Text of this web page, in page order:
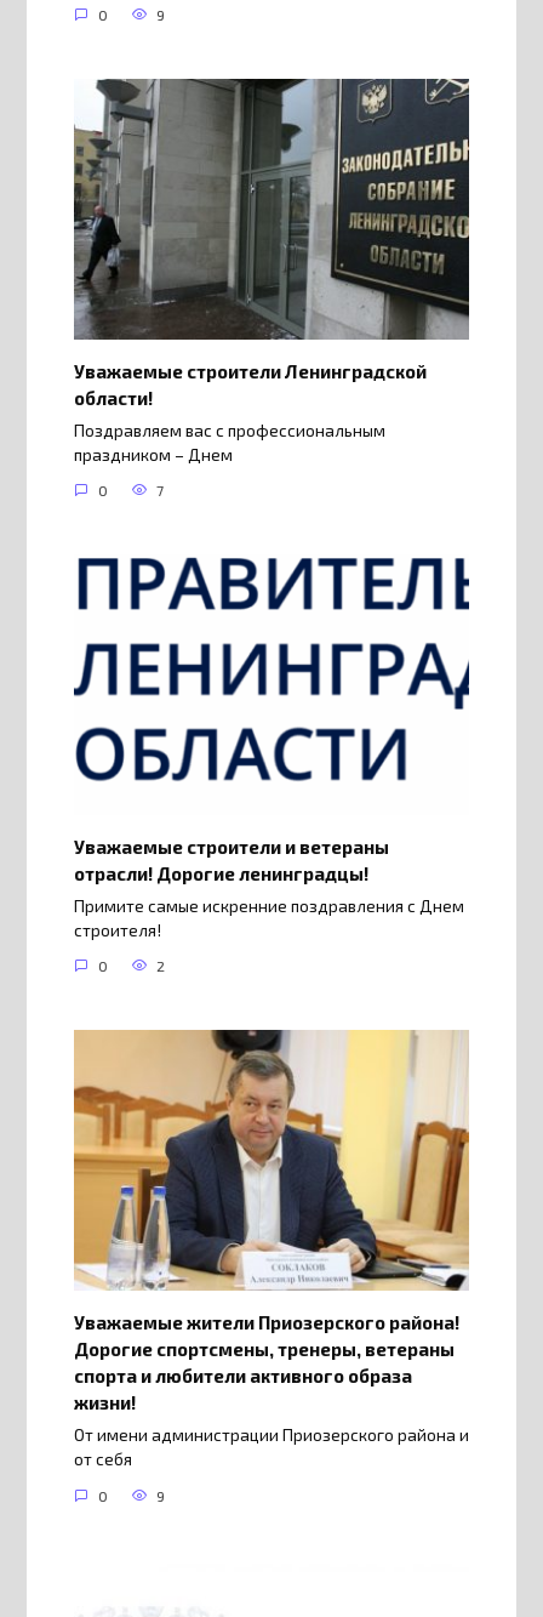
0 9
Уважаемые строители Ленинградской
области!
Поздравляем вас с профессиональным
праздником – Днем
0 7
Уважаемые строители и ветераны
отрасли! Дорогие ленинградцы!
Примите самые искренние поздравления с Днем
строителя!
0 2
Уважаемые жители Приозерского района!
Дорогие спортсмены, тренеры, ветераны
спорта и любители активного образа
жизни!
От имени администрации Приозерского района и
от себя
0 9